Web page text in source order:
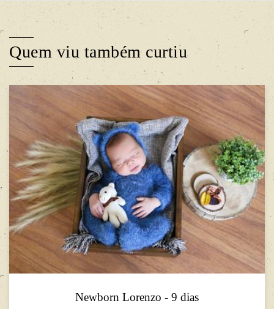
Quem viu também curtiu
Newborn Lorenzo - 9 dias